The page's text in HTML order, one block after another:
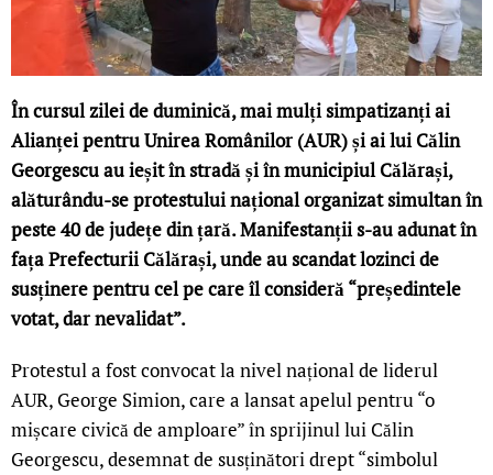
În cursul zilei de duminică, mai mulți simpatizanți ai
Alianței pentru Unirea Românilor (AUR) și ai lui Călin
Georgescu au ieșit în stradă și în municipiul Călărași,
alăturându-se protestului național organizat simultan în
peste 40 de județe din țară. Manifestanții s-au adunat în
fața Prefecturii Călărași, unde au scandat lozinci de
susținere pentru cel pe care îl consideră “președintele
votat, dar nevalidat”.
Protestul a fost convocat la nivel național de liderul
AUR, George Simion, care a lansat apelul pentru “o
mișcare civică de amploare” în sprijinul lui Călin
Georgescu, desemnat de susținători drept “simbolul